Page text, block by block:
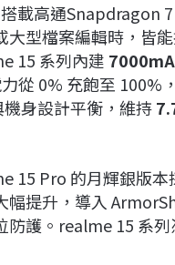
載高通Snapdragon
型檔案編輯時，皆
15 系列內建
從 0% 充飽至 100%
身設計平衡，維持
15 Pro 的月輝銀版
幅提升，導入
防護。realme 15 系